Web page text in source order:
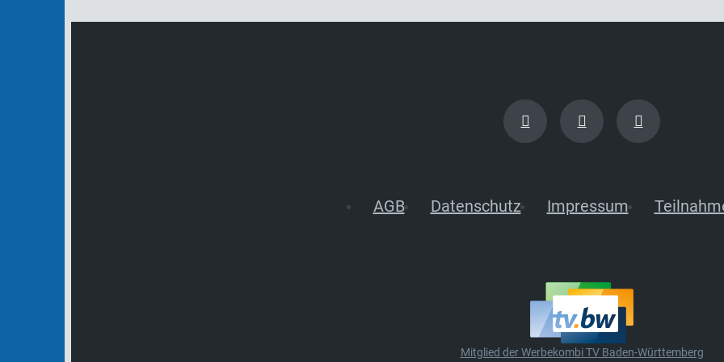
AGB Datenschutz Impressum
Mitglied der Werbekombi TV Baden-Württemberg